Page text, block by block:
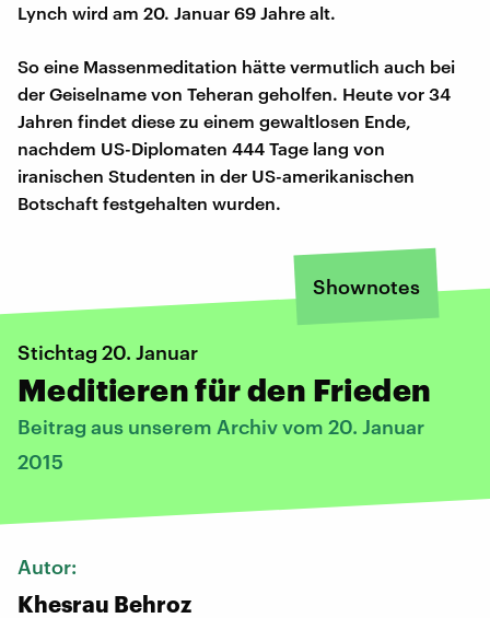
Lynch wird am 20. Januar 69 Jahre alt.
So eine Massenmeditation hätte vermutlich auch bei
der Geiselname von Teheran geholfen. Heute vor 34
Jahren findet diese zu einem gewaltlosen Ende,
nachdem US-Diplomaten 444 Tage lang von
iranischen Studenten in der US-amerikanischen
Botschaft festgehalten wurden.
Shownotes
Stichtag 20. Januar
Meditieren für den Frieden
Beitrag aus unserem Archiv vom 20. Januar
2015
Autor:
Khesrau Behroz